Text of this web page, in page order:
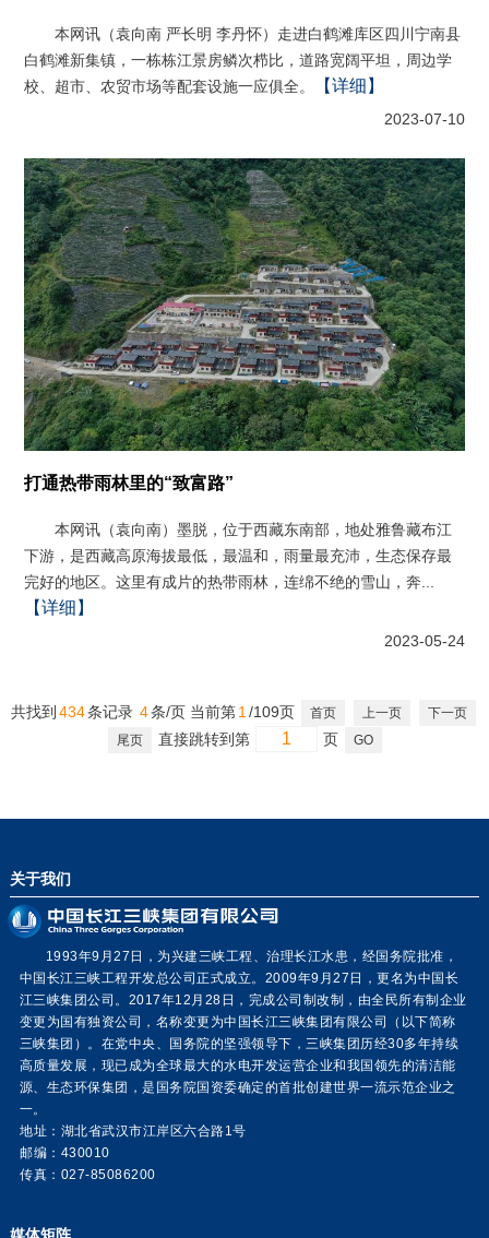
本网讯（袁向南 严长明 李丹怀）走进白鹤滩库区四川宁南县
白鹤滩新集镇，一栋栋江景房鳞次栉比，道路宽阔平坦，周边学
校、超市、农贸市场等配套设施一应俱全。
【详细】
2023-07-10
打通热带雨林里的“致富路”
本网讯（袁向南）墨脱，位于西藏东南部，地处雅鲁藏布江
下游，是西藏高原海拔最低，最温和，雨量最充沛，生态保存最
完好的地区。这里有成片的热带雨林，连绵不绝的雪山，奔...
【详细】
2023-05-24
共找到434条记录 4条/页 当前第1 /109页 首页 上一页
下一页
尾页
直接跳转到第 页
关于我们
1993年9月27日，为兴建三峡工程、治理长江水患，经国务院批准，
中国长江三峡工程开发总公司正式成立。2009年9月27日，更名为中国长
江三峡集团公司。2017年12月28日，完成公司制改制，由全民所有制企业
变更为国有独资公司，名称变更为中国长江三峡集团有限公司（以下简称
三峡集团）。在党中央、国务院的坚强领导下，三峡集团历经30多年持续
高质量发展，现已成为全球最大的水电开发运营企业和我国领先的清洁能
源、生态环保集团，是国务院国资委确定的首批创建世界一流示范企业之
一。
地址：湖北省武汉市江岸区六合路1号
邮编：430010
传真：027-85086200